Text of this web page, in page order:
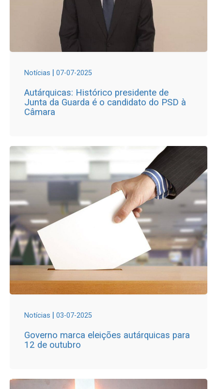
Notícias | 07-07-2025
Autárquicas: Histórico presidente de
Junta da Guarda é o candidato do PSD à
Câmara
Notícias | 03-07-2025
Governo marca eleições autárquicas para
12 de outubro